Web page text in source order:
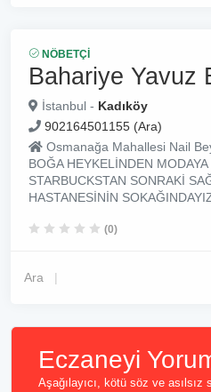
NÖBETÇI
Bahariye Yavuz
İstanbul - Kadıköy
902164501155 (Ara)
Osmanağa Mahallesi Nail
BOĞA HEYKELİNDEN
STARBUCKSTAN SONRAKİ
HASTANESİNİN
(0)
Ara
Eczaneyi
Aşağılayıcı, kötü söz ve asılsız